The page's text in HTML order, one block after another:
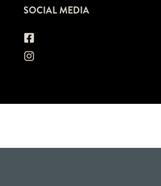
SOCIAL MEDIA